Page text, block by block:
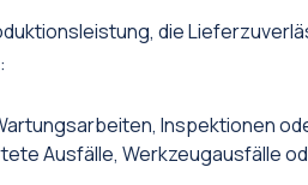
die
Inspektionen
Ausfälle, Werkzeugausfälle